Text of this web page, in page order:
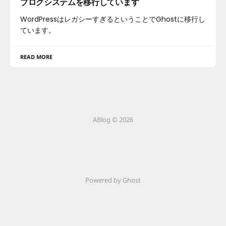
WordPressはレガシーすぎるということでGhostに移行し
ています。
READ MORE
ABlog © 2026
Powered by Ghost